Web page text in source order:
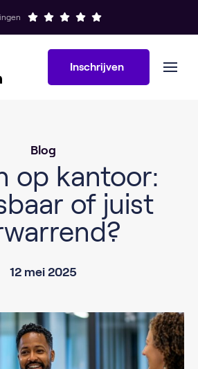
Inschrijven
Blog
op kantoor:
of juist
12 mei 2025